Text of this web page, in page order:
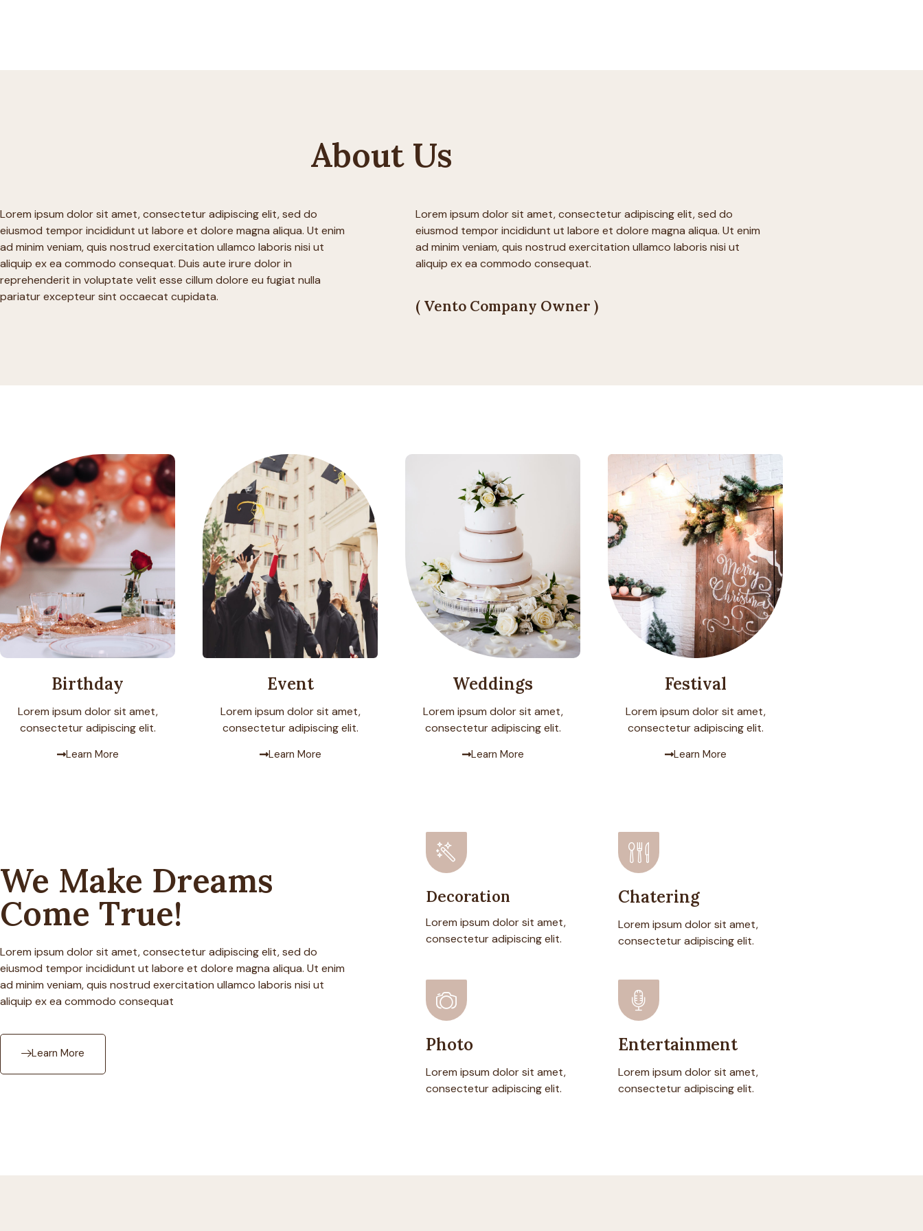
About Us
Lorem ipsum dolor sit amet, consectetur adipiscing elit, sed do
eiusmod tempor incididunt ut labore et dolore magna aliqua. Ut enim
ad minim veniam, quis nostrud exercitation ullamco laboris nisi ut
aliquip ex ea commodo consequat. Duis aute irure dolor in
reprehenderit in voluptate velit esse cillum dolore eu fugiat nulla
pariatur excepteur sint occaecat cupidata.
Lorem ipsum dolor sit amet, consectetur adipiscing elit, sed do
eiusmod tempor incididunt ut labore et dolore magna aliqua. Ut enim
ad minim veniam, quis nostrud exercitation ullamco laboris nisi ut
aliquip ex ea commodo consequat.
( Vento Company Owner )
Birthday
Lorem ipsum dolor sit amet,
consectetur adipiscing elit.
Learn More
Event
Lorem ipsum dolor sit amet,
consectetur adipiscing elit.
Learn More
Weddings
Lorem ipsum dolor sit amet,
consectetur adipiscing elit.
Learn More
Festival
Lorem ipsum dolor sit amet,
consectetur adipiscing elit.
Learn More
We Make Dreams
Come True!
Lorem ipsum dolor sit amet, consectetur adipiscing elit, sed do
eiusmod tempor incididunt ut labore et dolore magna aliqua. Ut enim
ad minim veniam, quis nostrud exercitation ullamco laboris nisi ut
aliquip ex ea commodo consequat
Learn More
Decoration
Lorem ipsum dolor sit amet,
consectetur adipiscing elit.
Chatering
Lorem ipsum dolor sit amet,
consectetur adipiscing elit.
Photo
Lorem ipsum dolor sit amet,
consectetur adipiscing elit.
Entertainment
Lorem ipsum dolor sit amet,
consectetur adipiscing elit.